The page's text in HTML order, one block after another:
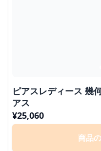
ピアスレディース 幾
アス
¥25,060
商品